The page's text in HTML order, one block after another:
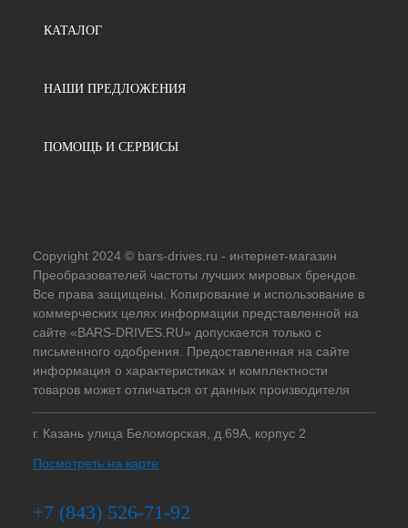
КАТАЛОГ
НАШИ ПРЕДЛОЖЕНИЯ
ПОМОЩЬ И СЕРВИСЫ
Copyright 2024 © bars-drives.ru - интернет-магазин
Преобразователей частоты лучших мировых брендов.
Все права защищены. Копирование и использование в
коммерческих целях информации представленной на
сайте «BARS-DRIVES.RU» допускается только с
письменного одобрения. Предоставленная на сайте
информация о характеристиках и комплектности
товаров может отличаться от данных производителя
г. Казань улица Беломорская, д.69А, корпус 2
Посмотреть на карте
+7 (843) 526-71-92